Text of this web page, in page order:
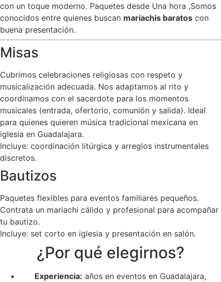
con un toque moderno. Paquetes desde Una hora ,Somos
conocidos entre quienes buscan mariachis baratos con
buena presentación.
Misas
Cubrimos celebraciones religiosas con respeto y
musicalización adecuada. Nos adaptamos al rito y
coordinamos con el sacerdote para los momentos
musicales (entrada, ofertorio, comunión y salida). Ideal
para quienes quieren música tradicional mexicana en
iglesia en Guadalajara.
Incluye: coordinación litúrgica y arreglos instrumentales
discretos.
Bautizos
Paquetes flexibles para eventos familiares pequeños.
Contrata un mariachi cálido y profesional para acompañar
tu bautizo.
Incluye: set corto en iglesia y presentación en salón.
¿Por qué elegirnos?
Experiencia: años en eventos en Guadalajara,